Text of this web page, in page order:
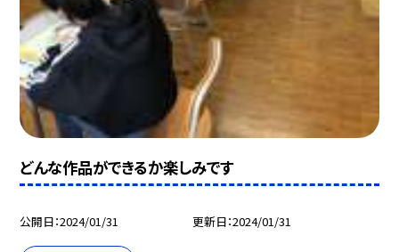
どんな作品ができるか楽しみです
公開日 2024/01/31 更新日 2024/01/31